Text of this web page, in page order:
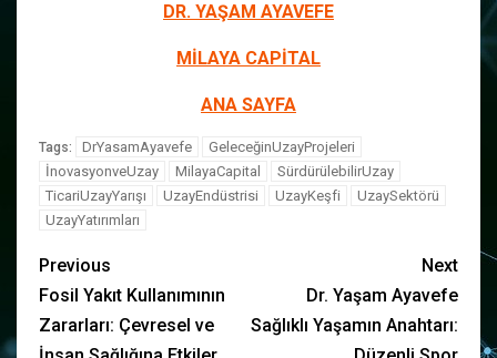
DR. YAŞAM AYAVEFE
MİLAYA CAPİTAL
ANA SAYFA
Tags: DrYasamAyavefe
GeleceğinUzayProjeleri
İnovasyonveUzay
MilayaCapital
SürdürülebilirUzay
TicariUzayYarışı
UzayEndüstrisi UzayKeşfi
UzaySektörü
UzayYatırımları
Previous
Fosil Yakıt Kullanımının
Zararları: Çevresel ve
Next
Dr. Yaşam Ayavefe
Sağlıklı Yaşamın Anahtarı: